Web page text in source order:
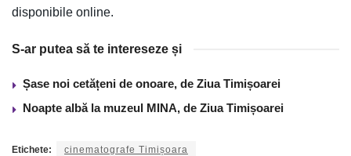
disponibile online.
S-ar putea să te intereseze și
Șase noi cetățeni de onoare, de Ziua Timișoarei
Noapte albă la muzeul MINA, de Ziua Timișoarei
Etichete: cinematografe Timișoara